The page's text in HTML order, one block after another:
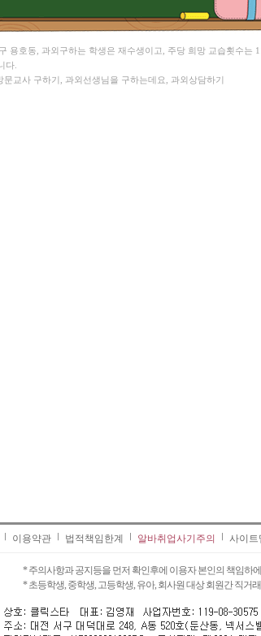
용호동, 과외구하는 학생은 재수생이고, 주당 희망 교습횟수는
다.
교사 구하기, 과외선생님을 구하는데요, 과외상담하기
이용약관 법적책임한계 알바취업사기주의 사이트
* 주의사항과 공지등을 먼저 확인후에 이용자 본인의 책임하
* 초등학생, 중학생, 고등학생, 유아, 회사원 대상 회원간 직거